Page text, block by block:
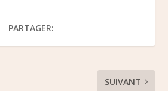
PARTAGER:
SUIVANT